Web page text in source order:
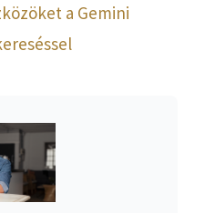
a Gemini